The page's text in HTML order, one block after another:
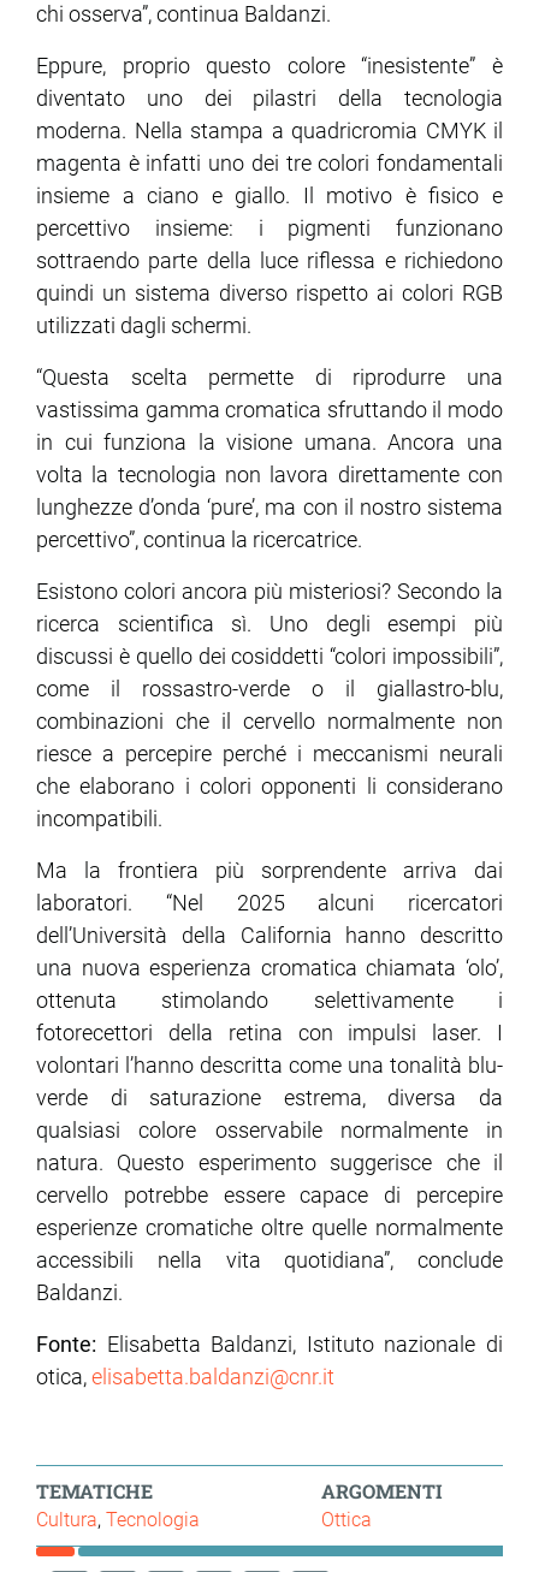
chi osserva”, continua Baldanzi.
Eppure, proprio questo colore “inesistente” è
diventato uno dei pilastri della tecnologia
moderna. Nella stampa a quadricromia CMYK il
magenta è infatti uno dei tre colori fondamentali
insieme a ciano e giallo. Il motivo è fisico e
percettivo insieme: i pigmenti funzionano
sottraendo parte della luce riflessa e richiedono
quindi un sistema diverso rispetto ai colori RGB
utilizzati dagli schermi.
“Questa scelta permette di riprodurre una
vastissima gamma cromatica sfruttando il modo
in cui funziona la visione umana. Ancora una
volta la tecnologia non lavora direttamente con
lunghezze d’onda ‘pure’, ma con il nostro sistema
percettivo”, continua la ricercatrice.
Esistono colori ancora più misteriosi? Secondo la
ricerca scientifica sì. Uno degli esempi più
discussi è quello dei cosiddetti “colori impossibili”,
come il rossastro-verde o il giallastro-blu,
combinazioni che il cervello normalmente non
riesce a percepire perché i meccanismi neurali
che elaborano i colori opponenti li considerano
incompatibili.
Ma la frontiera più sorprendente arriva dai
laboratori. “Nel 2025 alcuni ricercatori
dell’Università della California hanno descritto
una nuova esperienza cromatica chiamata ‘olo’,
ottenuta stimolando selettivamente i
fotorecettori della retina con impulsi laser. I
volontari l’hanno descritta come una tonalità blu-
verde di saturazione estrema, diversa da
qualsiasi colore osservabile normalmente in
natura. Questo esperimento suggerisce che il
cervello potrebbe essere capace di percepire
esperienze cromatiche oltre quelle normalmente
accessibili nella vita quotidiana”, conclude
Baldanzi.
Fonte: Elisabetta Baldanzi, Istituto nazionale di
otica,elisabetta.baldanzi@cnr.it
TEMATICHE
Cultura Tecnologia
ARGOMENTI
Ottica